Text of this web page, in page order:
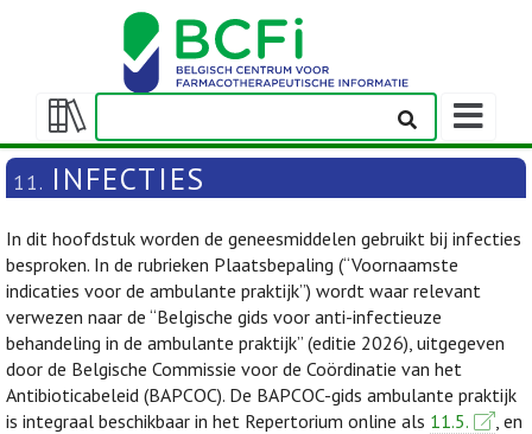
Weergeven/verbergen
inhoudstafel
11. INFECTIES
In dit hoofdstuk worden de geneesmiddelen gebruikt bij infecties
besproken. In de rubrieken Plaatsbepaling (“Voornaamste
indicaties voor de ambulante praktijk”) wordt waar relevant
verwezen naar de “Belgische gids voor anti-infectieuze
behandeling in de ambulante praktijk” (editie 2026), uitgegeven
door de Belgische Commissie voor de Coördinatie van het
Antibioticabeleid (BAPCOC). De BAPCOC-gids ambulante praktijk
is integraal beschikbaar in het Repertorium online als 11.5.
, en